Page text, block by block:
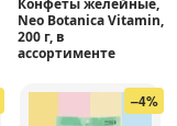
Neo Botanica Vitamin,
200 г, в
ассортименте
–4%